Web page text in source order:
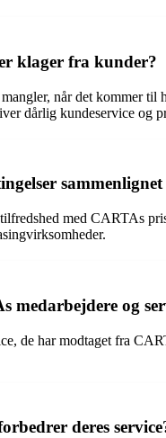
klager fra kunder?
når det kommer
dårlig kundeservice og
sammenlignet
med CARTAs
medarbejdere og
de har modtaget fra
deres